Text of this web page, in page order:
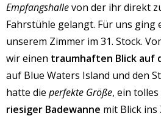
Empfangshallevon der ihr direkt
Fahrstühle gelangt. Für uns ging
unserem Zimmer im 31. Stock.
wir einen traumhaften Blick auf
auf Blue Waters Island und den
hatte die perfekte Größe, ein tolles
riesiger Badewanne mit Blick